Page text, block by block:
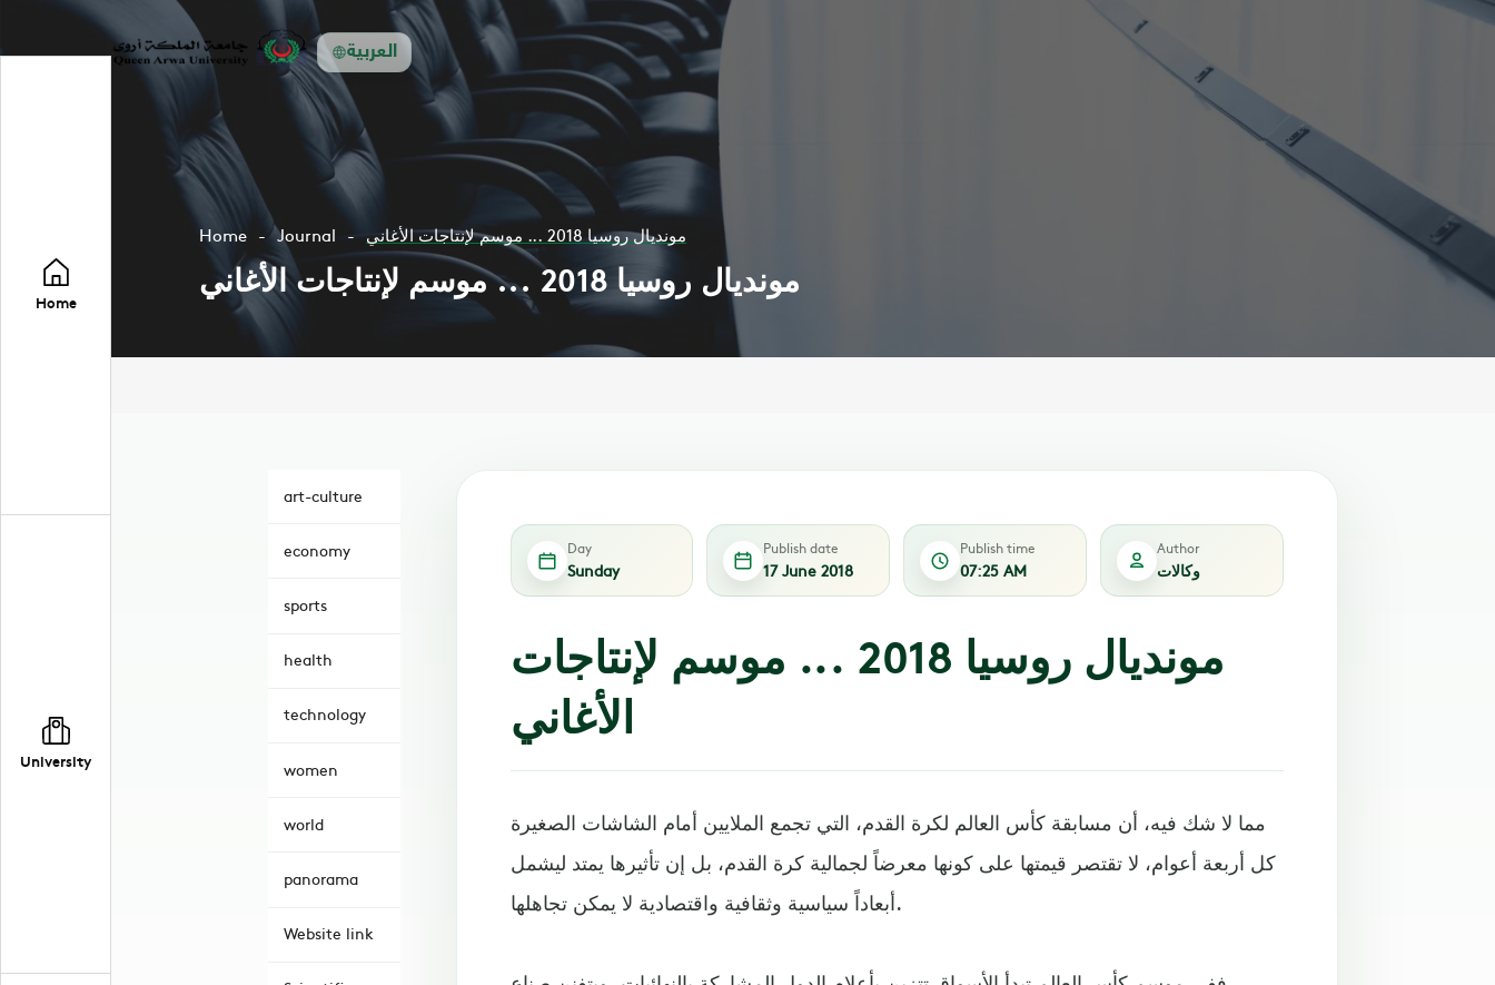
العربية
Home
University
Home Journal مونديال روسيا 2018 ... موسم لإنتاجات الأغاني
مونديال روسيا 2018 ... موسم لإنتاجات الأغاني
art-culture
economy
sports
health
technology
women
world
panorama
Website link
Day
Sunday
Publish date
17 June 2018
Publish time
07:25 AM
Author
وكالات
مونديال روسيا 2018 ... موسم لإنتاجات
الأغاني
مما لا شك فيه، أن مسابقة كأس العالم لكرة القدم، التي تجمع الملايين أمام الشاشات الصغيرة
كل أربعة أعوام، لا تقتصر قيمتها على كونها معرضاً لجمالية كرة القدم، بل إن تأثيرها يمتد ليشمل
أبعاداً سياسية وثقافية واقتصادية لا يمكن تجاهلها.